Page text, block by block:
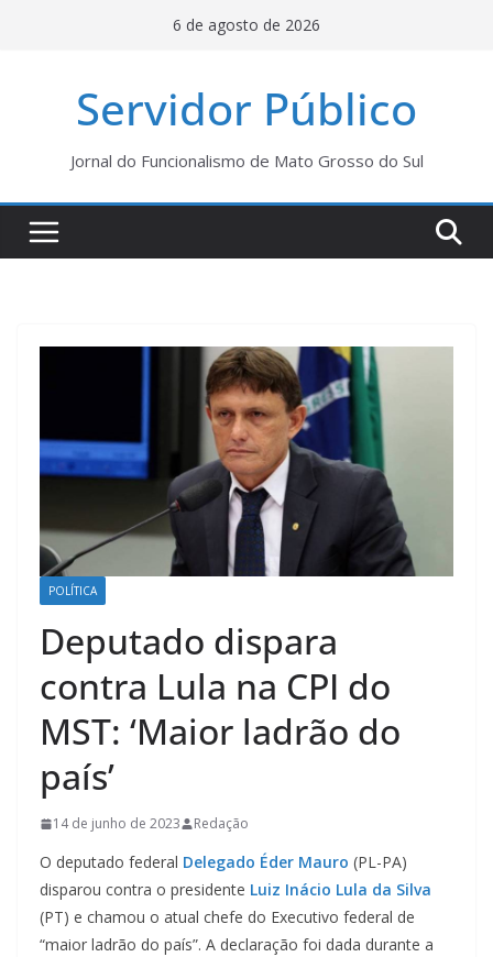
6 de agosto de 2026
Servidor Público
Jornal do Funcionalismo de Mato Grosso do Sul
POLÍTICA
Deputado dispara
contra Lula na CPI do
MST: ‘Maior ladrão do
país’
14 de junho de 2023 Redação
O deputado federal Delegado Éder Mauro (PL-PA)
disparou contra o presidente Luiz Inácio Lula da Silva
(PT) e chamou o atual chefe do Executivo federal de
“maior ladrão do país”. A declaração foi dada durante a